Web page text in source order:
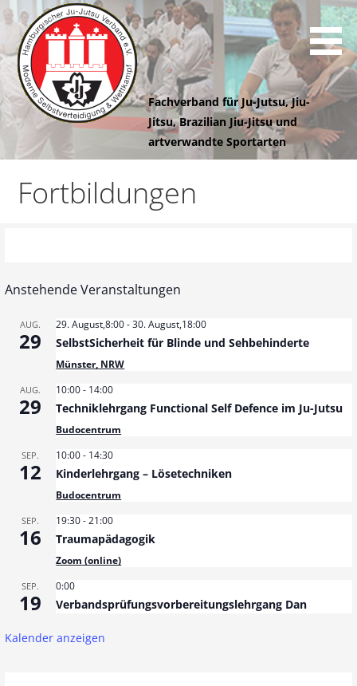
m
h
g
Hamburgischer
Ju-Jutsu
Fachverband für Ju-Jutsu, Jiu-
Jitsu, Brazilian Jiu-Jitsu und
artverwandte Sportarten
Fortbildungen
Anstehende Veranstaltungen
AUG.
29
29. August,8:00-30. August,18:00
SelbstSicherheit für Blinde und Sehbehinderte
Münster, NRW
AUG.
29
10:00- 14:00
Techniklehrgang Functional Self Defence im Ju-Jutsu
Budocentrum
SEP.
12
10:00- 14:30
Kinderlehrgang – Lösetechniken
Budocentrum
SEP.
16
19:30-21:00
Traumapädagogik
Zoom (online)
SEP.
19
0:00
Verbandsprüfungsvorbereitungslehrgang Dan
Kalender anzeigen